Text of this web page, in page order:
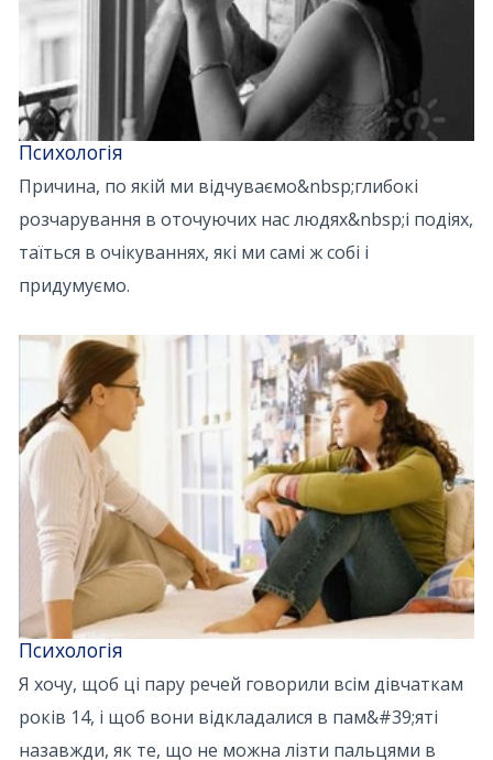
Психологія
Причина, по якій ми відчуваємо&nbsp;глибокі
розчарування в оточуючих нас людях&nbsp;і подіях,
таїться в очікуваннях, які ми самі ж собі і
придумуємо.
Психологія
Я хочу, щоб ці пару речей говорили всім дівчаткам
років 14, і щоб вони відкладалися в пам&#39;яті
назавжди, як те, що не можна лізти пальцями в